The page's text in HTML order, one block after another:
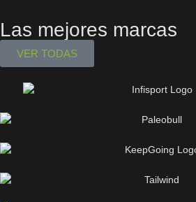
Las mejores marcas
VER TODAS